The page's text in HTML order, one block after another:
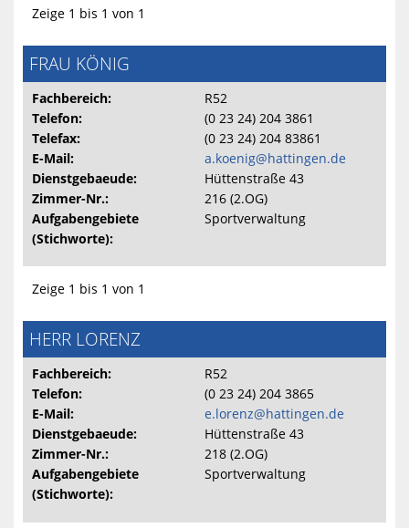
Zeige 1 bis 1 von 1
FRAU KÖNIG
Fachbereich:
R52
Telefon:
(0 23 24) 204 3861
Telefax:
(0 23 24) 204 83861
E-Mail:
a.koenig@hattingen.de
Dienstgebaeude:
Hüttenstraße 43
Zimmer-Nr.:
216 (2.OG)
Aufgabengebiete
(Stichworte):
Sportverwaltung
Zeige 1 bis 1 von 1
HERR LORENZ
Fachbereich:
R52
Telefon:
(0 23 24) 204 3865
E-Mail:
e.lorenz@hattingen.de
Dienstgebaeude:
Hüttenstraße 43
Zimmer-Nr.:
218 (2.OG)
Aufgabengebiete
(Stichworte):
Sportverwaltung